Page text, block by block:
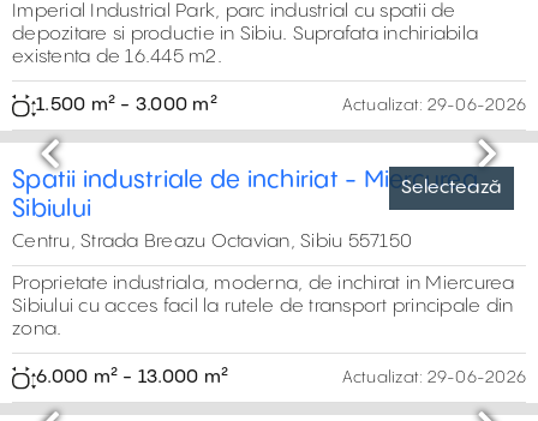
Hala de inchiriat Cisnadie Sibiu
Centru,Strada Transilvaniei, Cisnadie
Spații industriale de închiriat situate în
zona industrială Cisnădie, cu acces rapid la centrul
orașului Sibiu și la autostrada A1. Sunt ideale pentru
activități de producție, depozitare sau distribuție
600 m² - 5.000 m² Actualizat: 29-06-2026
Selectează